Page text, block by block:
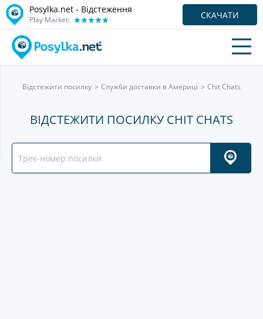
Posylka.net - Відстеження
Play Market: СКАЧАТИ
Відстежити посилку Служби доставки в Америці Chit Chats
ВІДСТЕЖИТИ ПОСИЛКУ CHIT CHATS